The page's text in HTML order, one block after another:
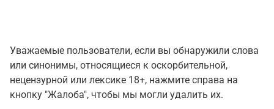
Уважаемые пользователи, если вы обнаружили слова
или синонимы, относящиеся к оскорбительной,
нецензурной или лексике 18+, нажмите справа на
кнопку "Жалоба", чтобы мы могли удалить их.